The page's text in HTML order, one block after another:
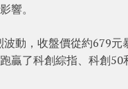
響。
動，收盤價從約679元
了科創綜指、科創50